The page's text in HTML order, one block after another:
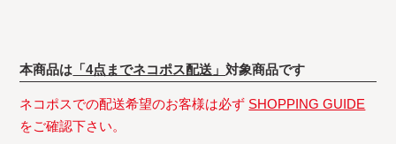
本商品は 「4点までネコポス配送」対象商品です
ネコポスでの配送希望のお客様は必ず SHOPPING GUIDE
をご確認下さい。